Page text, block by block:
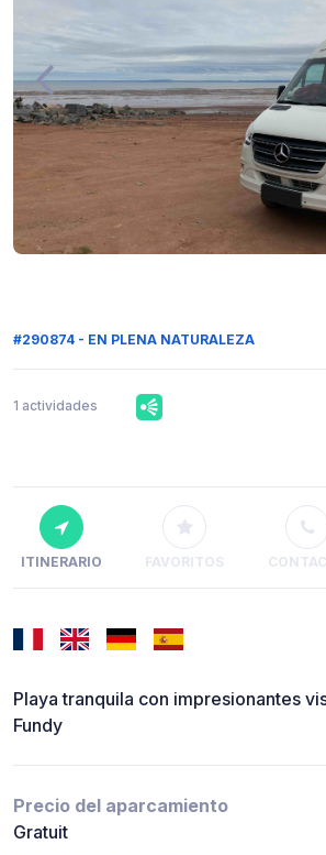
#290874 - EN PLENA NATURALEZA
1 actividades
ITINERARIO FAVORITOS
Playa tranquila con impresionantes
Fundy
Precio del aparcamiento
Gratuit